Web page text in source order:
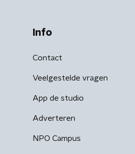
Info
Contact
Veelgestelde vragen
App de studio
Adverteren
NPO Campus